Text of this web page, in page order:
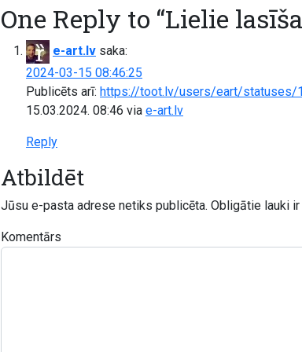
One Reply to “Lielie
e-art.lv saka:
2024-03-15 08:46:25
Publicēts arī: https://toot.lv/users/eart/statuses/
15.03.2024. 08:46 via e-art.lv
Reply
Atbildēt
Jūsu e-pasta adrese netiks publicēta. Obligātie lauki
Komentārs